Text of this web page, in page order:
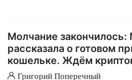
Молчание закончилось:
рассказала о готовом
кошельке. Ждём
Григорий Поперечный